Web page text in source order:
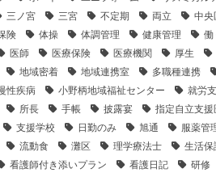
三ノ宮 三宮 不定期 両立 中央
険 体操 体調管理 健康管理 働
医師 医療保険 医療機関 厚生
地域密着 地域連携室 多職種連携
性疾病 小野柄地域福祉センター 就労
所長 手帳 披露宴 指定自立支援
支援学校 日勤のみ 旭通 服薬管
流動食 灘区 理学療法士 生活保
看護師付き添いプラン 看護日記 研修